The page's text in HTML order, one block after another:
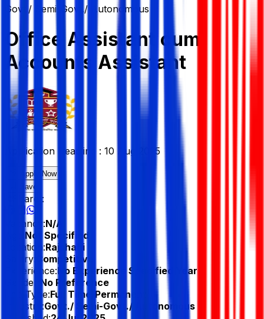
Govt./ Semi-Govt./ Autonomous
Office Assistant cum
Accounts Assistant
Application Deadline : 10 Aug 2025
Apply Now
Save
Share :
Vacancy:N/A
Not Specified
Location:Rajshahi
Salary:
Competitive
Experience:No Experience Specified Year
Gender:
No Preference
Job Type:Full Time/Permanent
Industry:Govt./ Semi-Govt./ Autonomous